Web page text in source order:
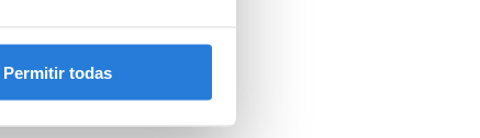
Permitir todas